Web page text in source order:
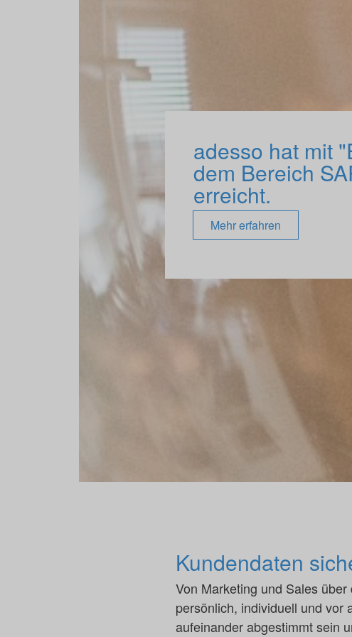
adesso hat mit
dem Bereich
erreicht.
Mehr erfahren
Kundendaten
Von Marketing und Sales
persönlich, individuell und vor
aufeinander abgestimmt sein